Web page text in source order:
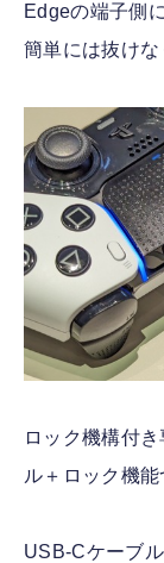
Edgeの端子側
簡単には抜けな
ロック機構付
ル＋ロック機
USB-Cケーブ